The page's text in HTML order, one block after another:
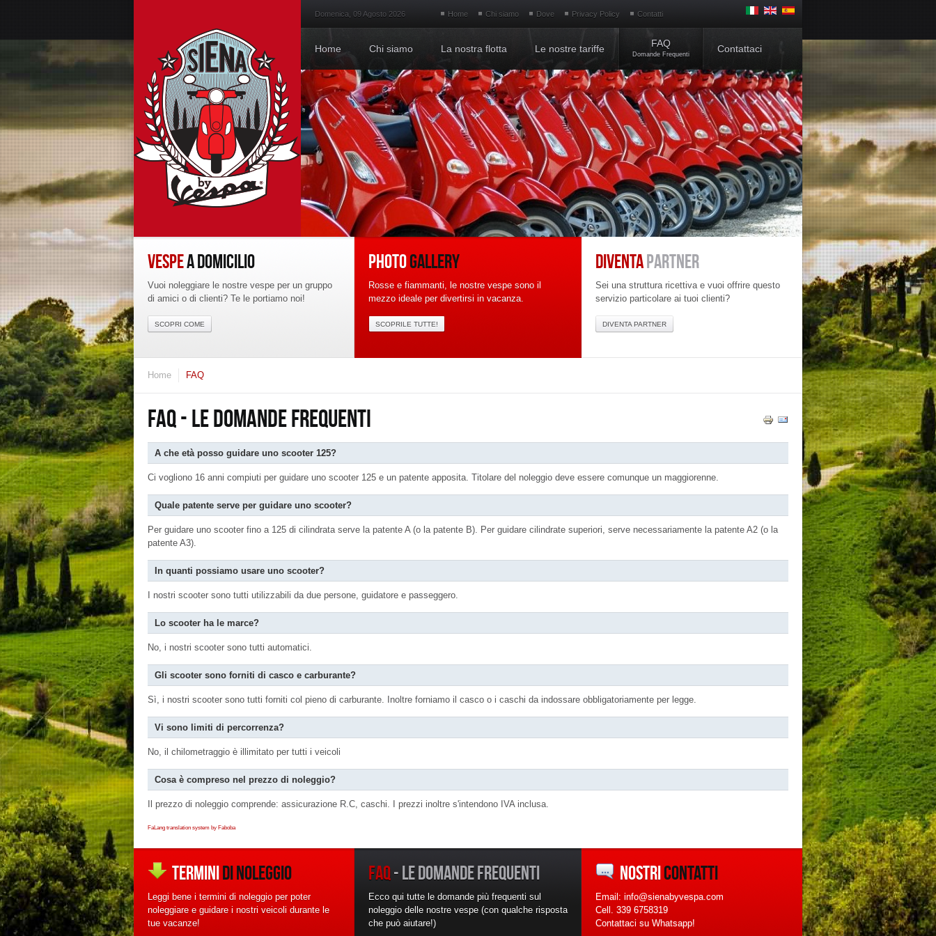
Domenica, 09 Agosto 2026 Home Chi siamo Dove Privacy Policy Contatti
Home Chi siamo La nostra flotta Le nostre tariffe FAQ
Domande Frequenti Contattaci
VESPEA DOMICILIO
Vuoi noleggiare le nostre vespe per un gruppo
di amici o di clienti? Te le portiamo noi!
SCOPRI COME
PHOTOGALLERY
Rosse e fiammanti, le nostre vespe sono il
mezzo ideale per divertirsi in vacanza.
SCOPRILE TUTTE!
DIVENTAPARTNER
Sei una struttura ricettiva e vuoi offrire questo
servizio particolare ai tuoi clienti?
DIVENTA PARTNER
Home FAQ
FAQ - LE DOMANDE FREQUENTI
A che età posso guidare uno scooter 125?
Ci vogliono 16 anni compiuti per guidare uno scooter 125 e un patente apposita. Titolare del noleggio deve essere comunque un maggiorenne.
Quale patente serve per guidare uno scooter?
Per guidare uno scooter fino a 125 di cilindrata serve la patente A (o la patente B). Per guidare cilindrate superiori, serve necessariamente la patente A2 (o la
patente A3).
In quanti possiamo usare uno scooter?
I nostri scooter sono tutti utilizzabili da due persone, guidatore e passeggero.
Lo scooter ha le marce?
No, i nostri scooter sono tutti automatici.
Gli scooter sono forniti di casco e carburante?
Sì, i nostri scooter sono tutti forniti col pieno di carburante. Inoltre forniamo il casco o i caschi da indossare obbligatoriamente per legge.
Vi sono limiti di percorrenza?
No, il chilometraggio è illimitato per tutti i veicoli
Cosa è compreso nel prezzo di noleggio?
Il prezzo di noleggio comprende: assicurazione R.C, caschi. I prezzi inoltre s'intendono IVA inclusa.
FaLang translation system by Faboba
TERMINIDI NOLEGGIO
Leggi bene i termini di noleggio per poter
noleggiare e guidare i nostri veicoli durante le
tue vacanze!
FAQ- LE DOMANDE FREQUENTI
Ecco qui tutte le domande più frequenti sul
noleggio delle nostre vespe (con qualche risposta
che può aiutare!)
NOSTRICONTATTI
Email: info@sienabyvespa.com
Cell. 339 6758319
Contattaci su Whatsapp!